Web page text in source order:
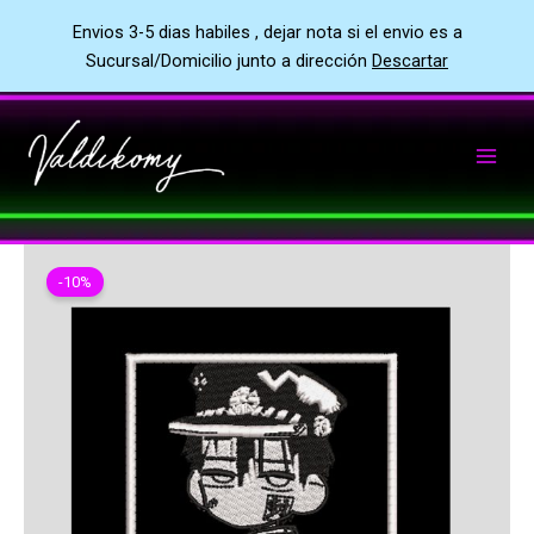
Envios 3-5 dias habiles , dejar nota si el envio es a
Sucursal/Domicilio junto a dirección Descartar
al
contenido
-10%